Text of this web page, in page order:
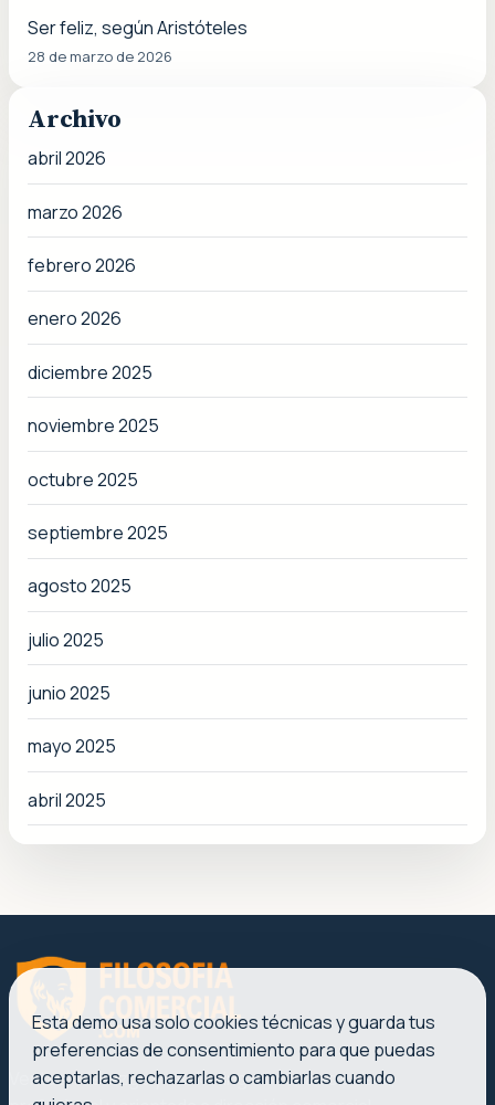
Ser feliz, según Aristóteles
28 de marzo de 2026
Archivo
abril 2026
marzo 2026
febrero 2026
enero 2026
diciembre 2025
noviembre 2025
octubre 2025
septiembre 2025
agosto 2025
julio 2025
junio 2025
mayo 2025
abril 2025
Ventas, liderazgo y marketing con una voz clara,
Esta demo usa solo cookies técnicas y guarda tus
preferencias de consentimiento para que puedas
aceptarlas, rechazarlas o cambiarlas cuando